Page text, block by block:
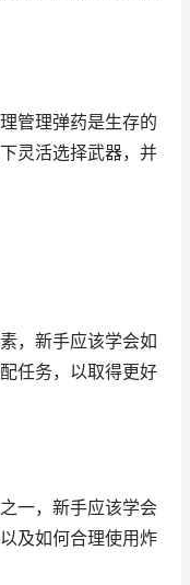
管理弹药是生存的
灵活选择武器，并
，新手应该学会如
任务，以取得更好
一，新手应该学会
及如何合理使用炸